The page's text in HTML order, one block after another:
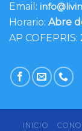
Email:
Horario: Abre
AP COFEPRIS:
INICIO